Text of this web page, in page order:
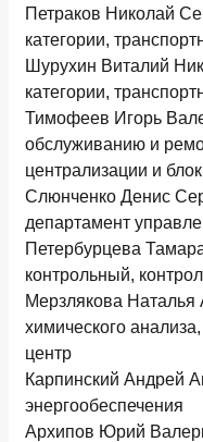
Петраков Николай
категории,
Шурухин Виталий
категории,
Тимофеев Игорь
обслуживанию и
централизации и
Слюнченко Денис
департамент
Петербурцева
контрольный,
Мерзлякова Наталья
химического
центр
Карпинский Андрей
энергообеспечения
Архипов Юрий